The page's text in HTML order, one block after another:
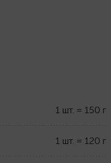
1 шт. = 150 г
1 шт. = 120 г